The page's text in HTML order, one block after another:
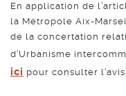
En application de
la Métropole Aix-
de la concertation
d’Urbanisme
ici pour consulter